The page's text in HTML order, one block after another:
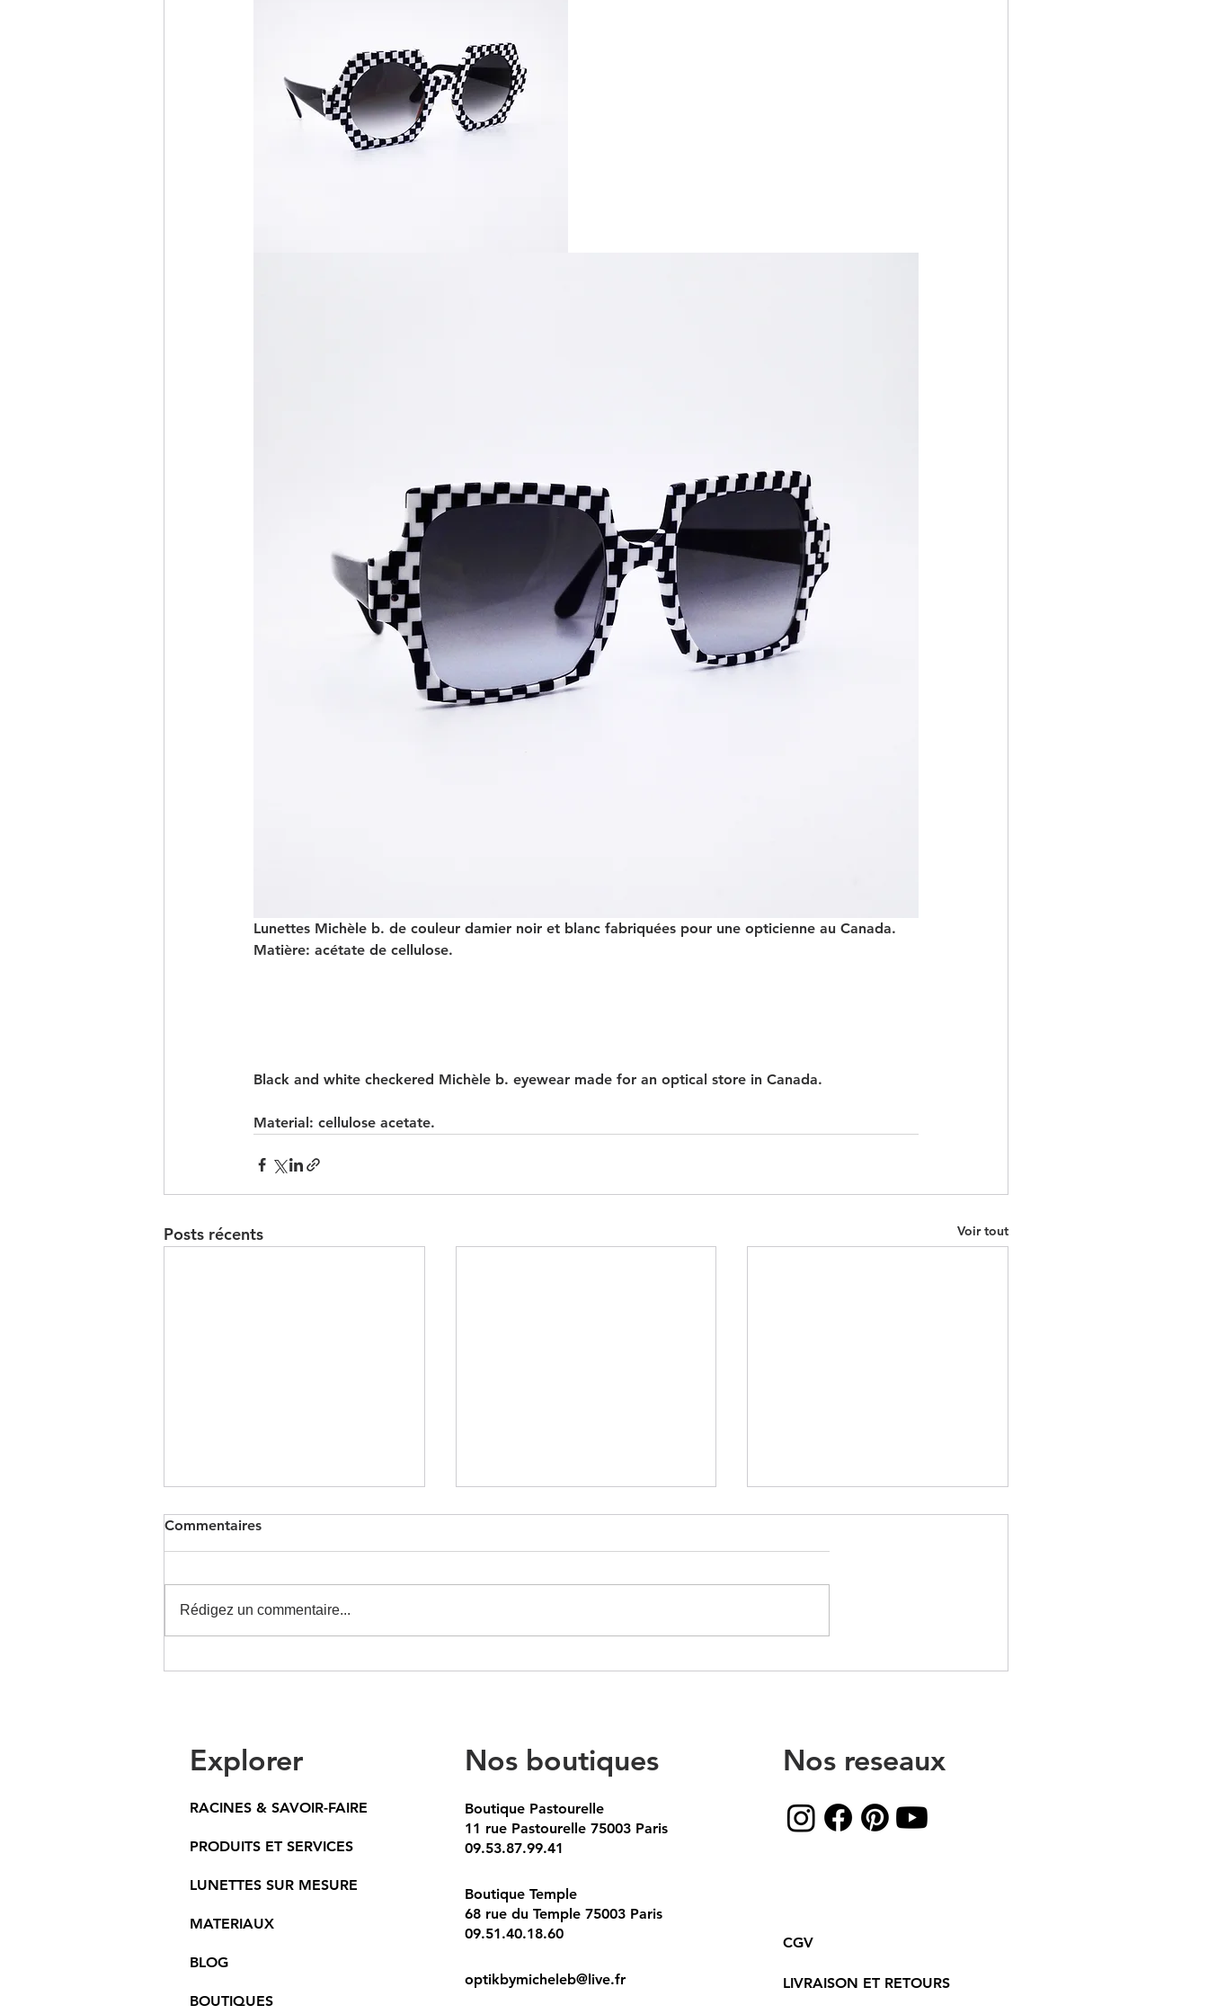
Lunettes Michèle b. de couleur damier noir et blanc fabriquées pour une opticienne au Canada.
Matière: acétate de cellulose.
Black and white checkered Michèle b. eyewear made for an optical store in Canada.
Material: cellulose acetate.
Posts récents Voir tout
Commentaires
Rédigez un commentaire...
Explorer
RACINES & SAVOIR-FAIRE
PRODUITS ET SERVICES
LUNETTES SUR MESURE
MATERIAUX
BLOG
BOUTIQUES
Nos boutiques
Boutique Pastourelle
11 rue Pastourelle 75003 Paris
09.53.87.99.41
Nos reseaux
Boutique Temple
68 rue du Temple 75003 Paris
09.51.40.18.60
optikbymicheleb@live.fr
CGV
LIVRAISON ET RETOURS